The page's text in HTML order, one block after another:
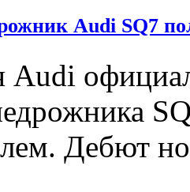
Audi SQ7
Audi
Дебют